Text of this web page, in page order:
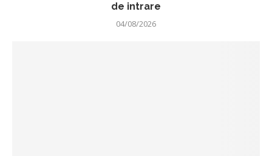
de intrare
04/08/2026